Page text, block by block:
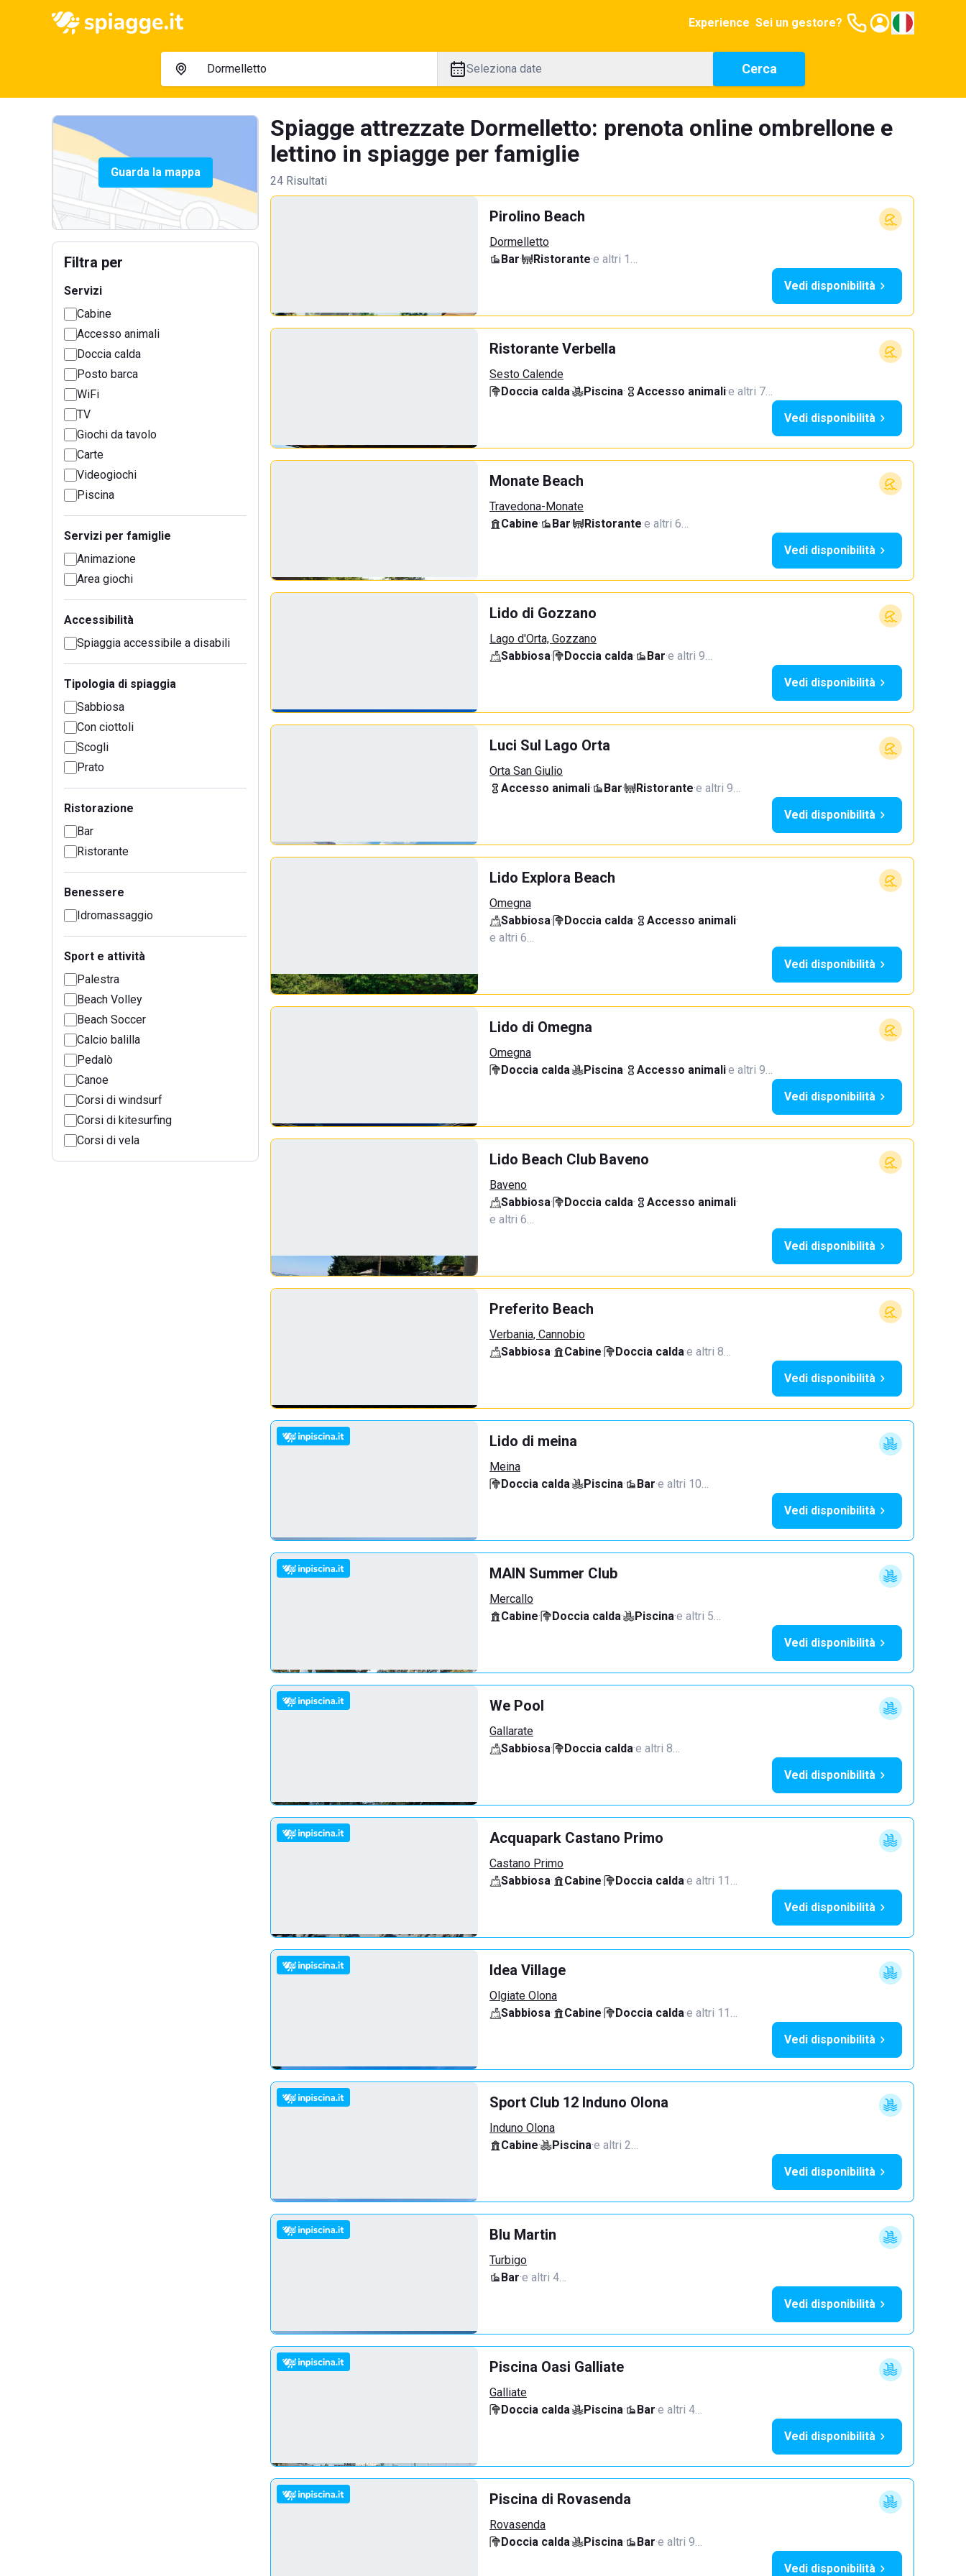
Experience Sei un gestore?
Seleziona date Cerca
Guarda la mappa
Filtra per
Servizi
Cabine
Accesso animali
Doccia calda
Posto barca
WiFi
TV
Giochi da tavolo
Carte
Videogiochi
Piscina
Servizi per famiglie
Animazione
Area giochi
Accessibilità
Spiaggia accessibile a disabili
Tipologia di spiaggia
Sabbiosa
Con ciottoli
Scogli
Prato
Ristorazione
Bar
Ristorante
Benessere
Idromassaggio
Sport e attività
Palestra
Beach Volley
Beach Soccer
Calcio balilla
Pedalò
Canoe
Corsi di windsurf
Corsi di kitesurfing
Corsi di vela
Spiagge attrezzate Dormelletto: prenota online ombrellone e
lettino in spiagge per famiglie
24 Risultati
Pirolino Beach
Dormelletto
Bar· Ristorante·e altri 1…
Vedi disponibilità
Ristorante Verbella
Sesto Calende
Doccia calda· Piscina· Accesso animali·e altri 7…
Vedi disponibilità
Monate Beach
Travedona-Monate
Cabine· Bar· Ristorante·e altri 6…
Vedi disponibilità
Lido di Gozzano
Lago d'Orta, Gozzano
Sabbiosa· Doccia calda· Bar·e altri 9…
Vedi disponibilità
Luci Sul Lago Orta
Orta San Giulio
Accesso animali· Bar· Ristorante·e altri 9…
Vedi disponibilità
Lido Explora Beach
Omegna
Sabbiosa· Doccia calda· Accesso animali·
e altri 6…
Vedi disponibilità
Lido di Omegna
Omegna
Doccia calda· Piscina· Accesso animali·e altri 9…
Vedi disponibilità
Lido Beach Club Baveno
Baveno
Sabbiosa· Doccia calda· Accesso animali·
e altri 6…
Vedi disponibilità
Preferito Beach
Verbania, Cannobio
Sabbiosa· Cabine· Doccia calda·e altri 8…
Vedi disponibilità
Lido di meina
Meina
Doccia calda· Piscina· Bar·e altri 10…
Vedi disponibilità
MAIN Summer Club
Mercallo
Cabine· Doccia calda· Piscina·e altri 5…
Vedi disponibilità
We Pool
Gallarate
Sabbiosa· Doccia calda·e altri 8…
Vedi disponibilità
Acquapark Castano Primo
Castano Primo
Sabbiosa· Cabine· Doccia calda·e altri 11…
Vedi disponibilità
Idea Village
Olgiate Olona
Sabbiosa· Cabine· Doccia calda·e altri 11…
Vedi disponibilità
Sport Club 12 Induno Olona
Induno Olona
Cabine· Piscina·e altri 2…
Vedi disponibilità
Blu Martin
Turbigo
Bar·e altri 4…
Vedi disponibilità
Piscina Oasi Galliate
Galliate
Doccia calda· Piscina· Bar·e altri 4…
Vedi disponibilità
Piscina di Rovasenda
Rovasenda
Doccia calda· Piscina· Bar·e altri 9…
Vedi disponibilità